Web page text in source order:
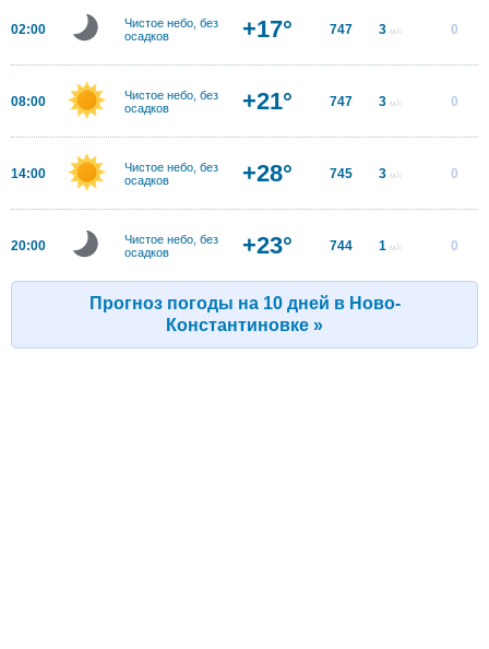
02:00
Чистое небо, без
осадков
+17° 747 3 м/с 0
08:00
Чистое небо, без
осадков
+21° 747 3 м/с 0
14:00
Чистое небо, без
осадков
+28° 745 3 м/с 0
20:00
Чистое небо, без
осадков
+23° 744 1 м/с 0
Прогноз погоды на 10 дней в Ново-
Константиновке »